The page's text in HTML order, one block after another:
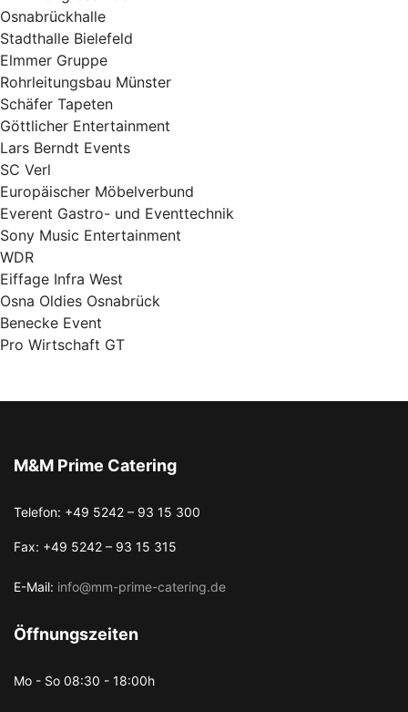
Osnabrückhalle
Stadthalle Bielefeld
Elmmer Gruppe
Rohrleitungsbau Münster
Schäfer Tapeten
Göttlicher Entertainment
Lars Berndt Events
SC Verl
Europäischer Möbelverbund
Everent Gastro- und Eventtechnik
Sony Music Entertainment
WDR
Eiffage Infra West
Osna Oldies Osnabrück
Benecke Event
Pro Wirtschaft GT
M&M Prime Catering
Telefon: +49 5242 – 93 15 300
Fax: +49 5242 – 93 15 315
E-Mail: info@mm-prime-catering.de
Öffnungszeiten
Mo - So 08:30 - 18:00h